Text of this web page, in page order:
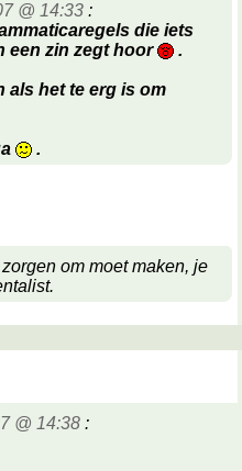
@ 14:33 :
die iets
een zin zegt hoor
.
als het te erg is om
.
om moet maken, je
@ 14:38 :